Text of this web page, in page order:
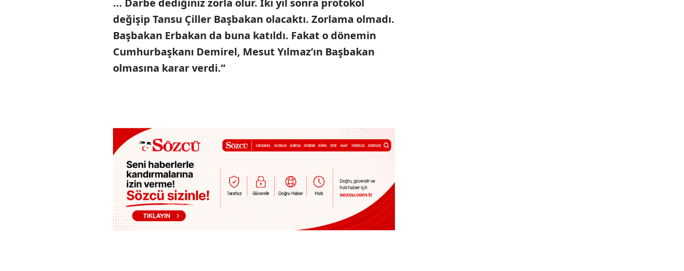
... Darbe dediğiniz zorla olur. İki yıl sonra protokol
değişip Tansu Çiller Başbakan olacaktı. Zorlama olmadı.
Başbakan Erbakan da buna katıldı. Fakat o dönemin
Cumhurbaşkanı Demirel, Mesut Yılmaz’ın Başbakan
olmasına karar verdi.”